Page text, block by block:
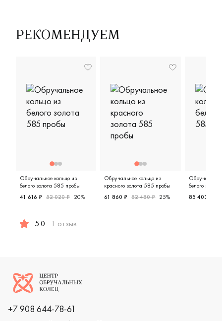
РЕКОМЕНДУЕМ
Обручальное кольцо из
белого золота 585 пробы
41 616 ₽ 52 020 ₽ 20%
5.0 1 отзыв
Обручальное кольцо из
красного золота 585 пробы
61 860 ₽ 82 480 ₽ 25%
белого
85 403 ₽
Логотип компании
+7 908 644-78-61